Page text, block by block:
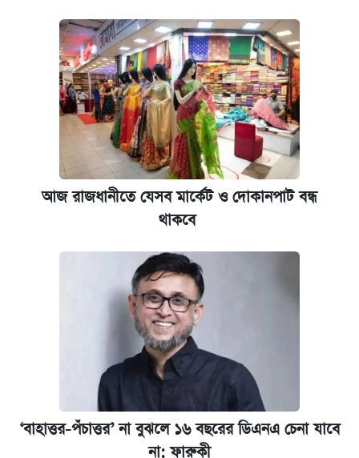
আজ রাজধানীতে যেসব মার্কেট ও দোকানপাট বন্ধ
থাকবে
‘বাহাত্তর-পঁচাত্তর’ না বুঝলে ১৬ বছরের ডিএনএ চেনা যাবে
না: ফারুকী